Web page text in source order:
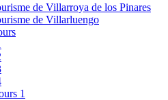
de Villarroya de los Pinares
de Villarluengo
1